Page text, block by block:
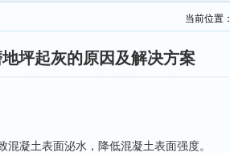
当前位置：
坪起灰的原因及解决方案
凝土表面泌水，降低混凝土表面强度。